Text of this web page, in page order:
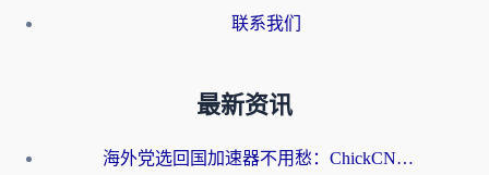
联系我们
最新资讯
海外党选回国加速器不用愁：ChickCN和洞见哪个好？一篇搞定所有疑问